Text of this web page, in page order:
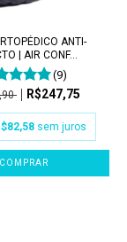
ANTI-
| AIR CONF...
(9)
R$247,75
sem juros
COMPRAR